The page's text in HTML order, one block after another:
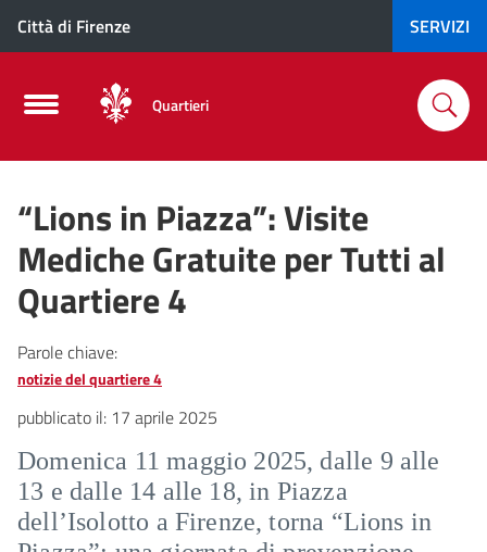
Città di Firenze SERVIZI
Quartieri
“Lions in Piazza”: Visite
Mediche Gratuite per Tutti al
Quartiere 4
Parole chiave:
notizie del quartiere 4
pubblicato il: 17 aprile 2025
Domenica 11 maggio 2025, dalle 9 alle
13 e dalle 14 alle 18, in Piazza
dell’Isolotto a Firenze, torna “Lions in